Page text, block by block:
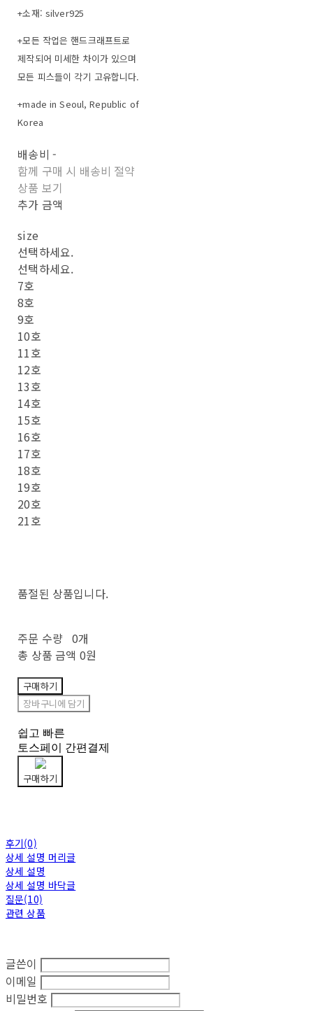
+소재: silver925
+모든 작업은 핸드크래프트로
제작되어 미세한 차이가 있으며
모든 피스들이 각기 고유합니다.
+made in Seoul, Republic of
Korea
배송비 -
함께 구매 시 배송비 절약
상품 보기
추가 금액
size
선택하세요.
선택하세요.
7호
8호
9호
10호
11호
12호
13호
14호
15호
16호
17호
18호
19호
20호
21호
품절된 상품입니다.
주문 수량 0개
총 상품 금액 0원
구매하기
장바구니에 담기
쉽고 빠른
토스페이 간편결제
구매하기
후기(0)
상세 설명 머리글
상세 설명
상세 설명 바닥글
질문(10)
관련 상품
글쓴이
이메일
비밀번호